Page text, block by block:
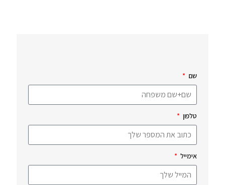
שם
טלפון
אימייל